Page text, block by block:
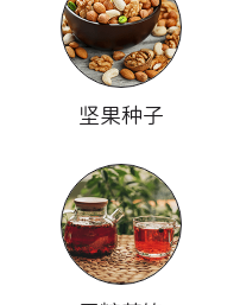
坚果种子